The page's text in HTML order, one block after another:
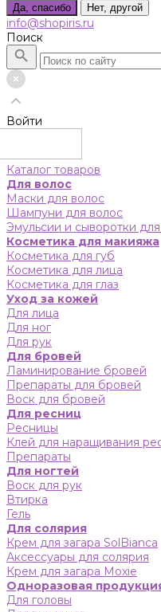
Да, спасибо Нет, другой
info@shopiris.ru
Поиск
Войти
Каталог товаров
Для волос
Маски для волос
Шампуни для волос
Эмульсии и сыворотки
Косметика для макияжа
Косметика для губ
Косметика для лица
Косметика для глаз
Уход за кожей
Для лица
Для ног
Для рук
Для бровей
Ламинирование бровей
Препараты для бровей
Воск для бровей
Для ресниц
Ресницы
Клей для наращивания
Препараты
Для ногтей
Воск для рук
Втирка
Гель
Для солярия
Крем для загара SolBianca
Аксессуары для солярия
Крем для загара Moxie
Одноразовая
Для головы